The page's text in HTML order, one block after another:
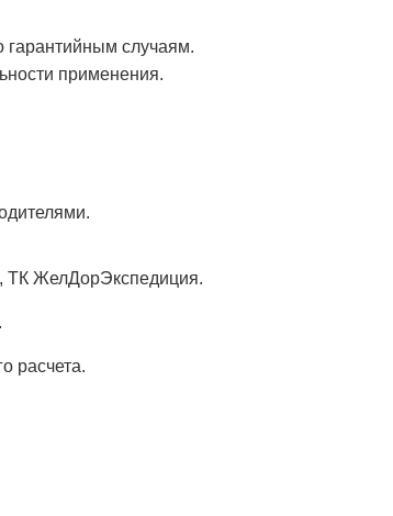
гарантийным случаям.
применения.
ТК ЖелДорЭкспедиция.
расчета.